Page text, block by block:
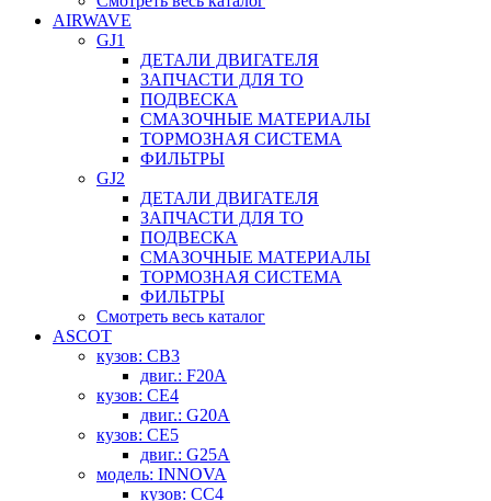
AIRWAVE
GJ1
ДЕТАЛИ ДВИГАТЕЛЯ
ЗАПЧАСТИ ДЛЯ ТО
ПОДВЕСКА
СМАЗОЧНЫЕ МАТЕРИАЛЫ
ТОРМОЗНАЯ СИСТЕМА
ФИЛЬТРЫ
GJ2
ДЕТАЛИ ДВИГАТЕЛЯ
ЗАПЧАСТИ ДЛЯ ТО
ПОДВЕСКА
СМАЗОЧНЫЕ МАТЕРИАЛЫ
ТОРМОЗНАЯ СИСТЕМА
ФИЛЬТРЫ
Смотреть весь каталог
ASCOT
кузов: CB3
двиг.: F20A
кузов: CE4
двиг.: G20A
кузов: CE5
двиг.: G25A
модель: INNOVA
кузов: CC4